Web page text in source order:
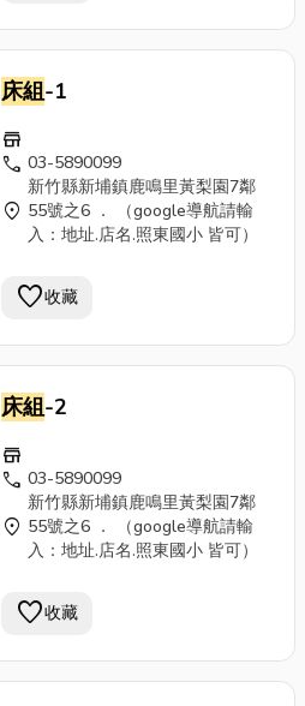
床組-1
store
call 03-5890099
location_on
新竹縣新埔鎮鹿鳴里黃梨園7鄰
55號之6 ． （google導航請輸
入：地址.店名.照東國小 皆可）
favorite收藏
床組-2
store
call 03-5890099
location_on
新竹縣新埔鎮鹿鳴里黃梨園7鄰
55號之6 ． （google導航請輸
入：地址.店名.照東國小 皆可）
favorite收藏